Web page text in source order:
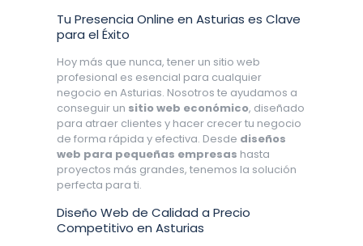
Tu Presencia Online en Asturias es Clave
para el Éxito
Hoy más que nunca, tener un sitio web
profesional es esencial para cualquier
negocio en Asturias. Nosotros te ayudamos a
conseguir un sitio web económico, diseñado
para atraer clientes y hacer crecer tu negocio
de forma rápida y efectiva. Desde diseños
web para pequeñas empresas hasta
proyectos más grandes, tenemos la solución
perfecta para ti.
Diseño Web de Calidad a Precio
Competitivo en Asturias